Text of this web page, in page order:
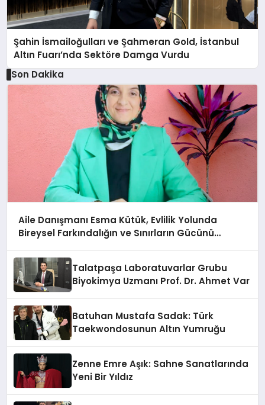
Şahin İsmailoğulları ve Şahmeran Gold, İstanbul
Altın Fuarı’nda Sektöre Damga Vurdu
Son Dakika
Aile Danışmanı Esma Kütük, Evlilik Yolunda
Bireysel Farkındalığın ve Sınırların Gücünü
Talatpaşa Laboratuvarlar Grubu
Biyokimya Uzmanı Prof. Dr. Ahmet Var
Batuhan Mustafa Sadak: Türk
Taekwondosunun Altın Yumruğu
Zenne Emre Aşık: Sahne Sanatlarında
Yeni Bir Yıldız